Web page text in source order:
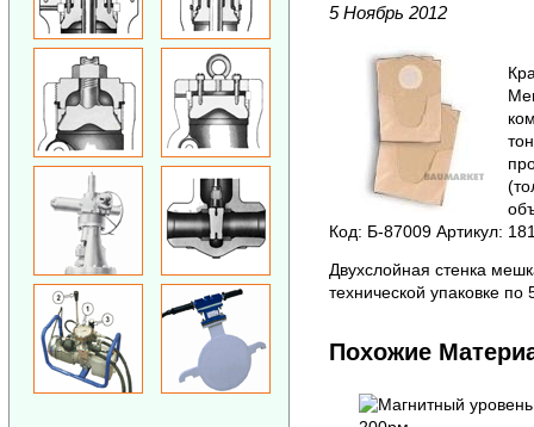
5 Ноябрь 2012
Код: Б-87009 Артикул:
Двухслойная стенка
технической упаковке по
Похожие